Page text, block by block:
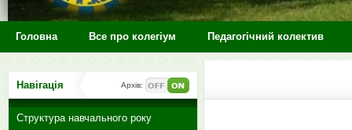
Головна Все про колегіум Педагогічний колектив
Навігація Архів:
Структура навчального року